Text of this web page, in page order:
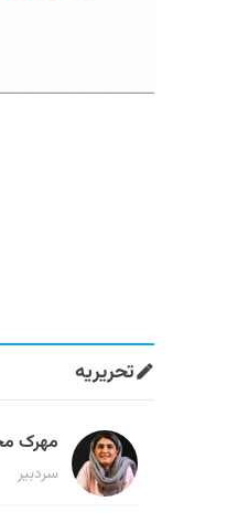
تحریریه
مهرک
سردبیر